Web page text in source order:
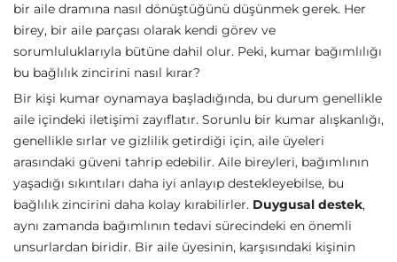
bir aile dramına nasıl dönüştüğünü düşünmek gerek. Her
birey, bir aile parçası olarak kendi görev ve
sorumluluklarıyla bütüne dahil olur. Peki, kumar bağımlılığı
bu bağlılık zincirini nasıl kırar?
Bir kişi kumar oynamaya başladığında, bu durum genellikle
aile içindeki iletişimi zayıflatır. Sorunlu bir kumar alışkanlığı,
genellikle sırlar ve gizlilik getirdiği için, aile üyeleri
arasındaki güveni tahrip edebilir. Aile bireyleri, bağımlının
yaşadığı sıkıntıları daha iyi anlayıp destekleyebilse, bu
bağlılık zincirini daha kolay kırabilirler. Duygusal destek,
aynı zamanda bağımlının tedavi sürecindeki en önemli
unsurlardan biridir. Bir aile üyesinin, karşısındaki kişinin